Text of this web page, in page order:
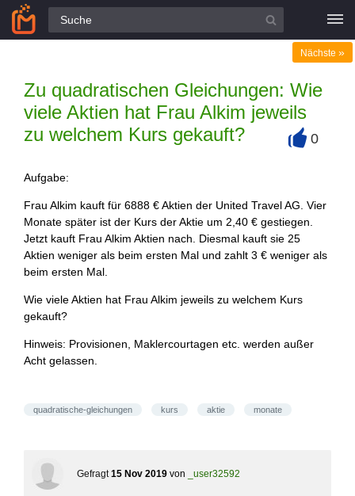
Alle Fragen
Zu quadratischen Gleichungen: Wie
viele Aktien hat Frau Alkim jeweils
zu welchem Kurs gekauft?
Nächste »
0
Aufgabe:
Frau Alkim kauft für 6888 € Aktien der United Travel AG. Vier
Monate später ist der Kurs der Aktie um 2,40 € gestiegen.
Jetzt kauft Frau Alkim Aktien nach. Diesmal kauft sie 25
Aktien weniger als beim ersten Mal und zahlt 3 € weniger als
beim ersten Mal.
Wie viele Aktien hat Frau Alkim jeweils zu welchem Kurs
gekauft?
Hinweis: Provisionen, Maklercourtagen etc. werden außer
Acht gelassen.
quadratische-gleichungen kurs aktie monate
Gefragt 15 Nov 2019 von _user32592